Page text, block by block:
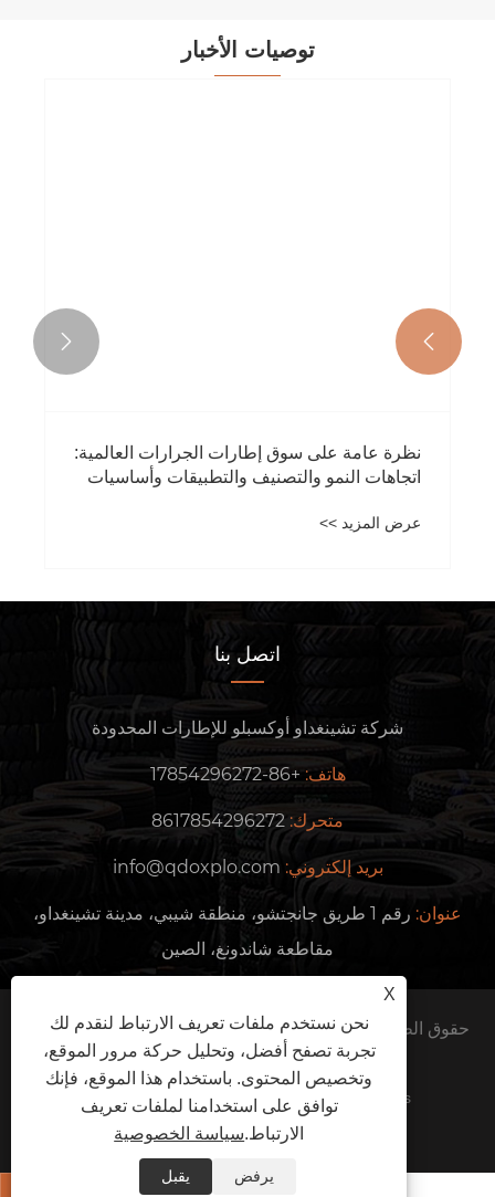
توصيات الأخبار
نظرة عامة على سوق إطارات الجرارات العالمية:
اتجاهات النمو والتصنيف والتطبيقات وأساسيات
عرض المزيد >>


اتصل بنا
شركة تشينغداو أوكسبلو للإطارات المحدودة
هاتف: +86-17854296272
متحرك: 8617854296272
بريد إلكتروني: info@qdoxplo.com
عنوان:
رقم 1 طريق جانجتشو، منطقة شيبي، مدينة تشينغداو،
مقاطعة شاندونغ، الصين
حقوق الطبع والنشر © 2024 شركة Qingdao Oxplo Tire Co.,
Links
Sitemap
RSS سياسة الخصوصية
X
نحن نستخدم ملفات تعريف الارتباط لنقدم لك
تجربة تصفح أفضل، وتحليل حركة مرور الموقع،
وتخصيص المحتوى. باستخدام هذا الموقع، فإنك
توافق على استخدامنا لملفات تعريف
الارتباط.سياسة الخصوصية
يرفض يقبل